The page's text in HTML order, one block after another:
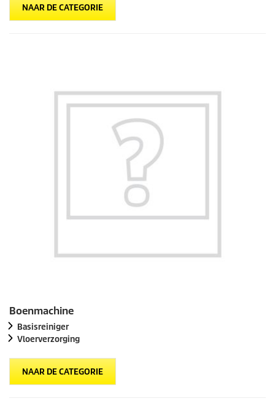
NAAR DE CATEGORIE
Boenmachine
Basisreiniger
Vloerverzorging
NAAR DE CATEGORIE